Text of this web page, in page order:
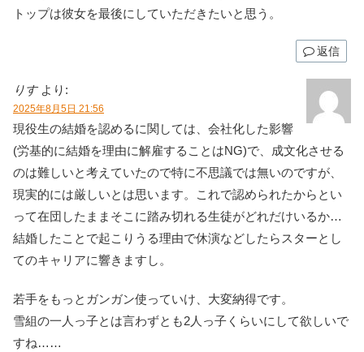
トップは彼女を最後にしていただきたいと思う。
返信
りす より:
2025年8月5日 21:56
現役生の結婚を認めるに関しては、会社化した影響
(労基的に結婚を理由に解雇することはNG)で、成文化させる
のは難しいと考えていたので特に不思議では無いのですが、
現実的には厳しいとは思います。これで認められたからとい
って在団したままそこに踏み切れる生徒がどれだけいるか…
結婚したことで起こりうる理由で休演などしたらスターとし
てのキャリアに響きますし。
若手をもっとガンガン使っていけ、大変納得です。
雪組の一人っ子とは言わずとも2人っ子くらいにして欲しいで
すね……